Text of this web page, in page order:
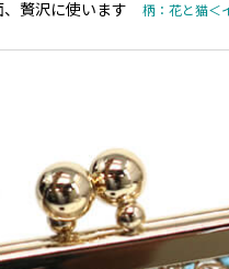
、贅沢に使います 柄：花と猫＜